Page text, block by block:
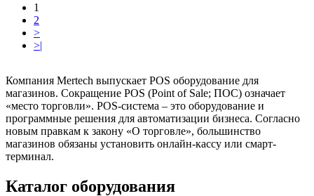
1
2
>
>|
Компания Mertech выпускает POS оборудование для
магазинов. Сокращение POS (Point of Sale; ПОС) означает
«место торговли». POS-система – это оборудование и
программные решения для автоматизации бизнеса. Согласно
новым правкам к закону «О торговле», большинство
магазинов обязаны установить онлайн-кассу или смарт-
терминал.
Каталог оборудования